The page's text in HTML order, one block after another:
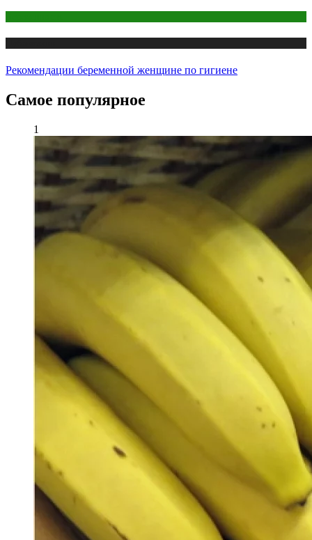
Рекомендации беременной женщине по гигиене
Самое популярное
1